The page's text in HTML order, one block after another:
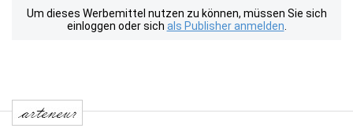
Um dieses Werbemittel nutzen zu können, müssen Sie sich
einloggen oder sich als Publisher anmelden